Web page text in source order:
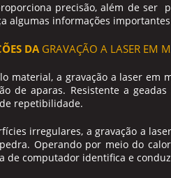
precisão, além de ser
algumas informações
DA GRAVAÇÃO A LASER EM
material, a gravação a laser em
de aparas. Resistente a
repetibilidade.
irregulares, agravação a
Operando por meio do
computador identifica e